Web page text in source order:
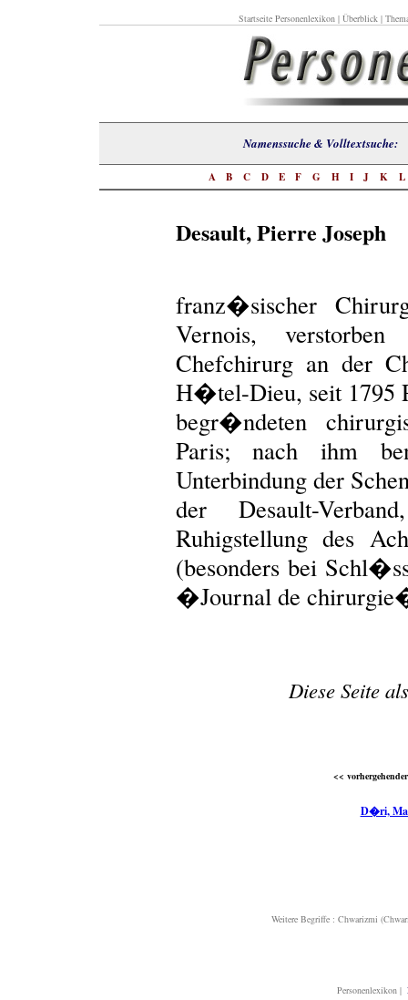
Startseite Personenlexikon| Überblick|
Namenssuche &
A B C D E F G H I J K L
Desault, Pierre Joseph
franz�sischer
Vernois,
Chefchirurg an der
H�tel-Dieu, seit 1795
begr�ndeten
Paris; nach ihm
Unterbindung der
der Desault-
Ruhigstellung des
(besonders bei
�Journal de
Diese Seite
<<
D�ri,
Weitere Begriffe : Chwarizmi
Personenlexikon|